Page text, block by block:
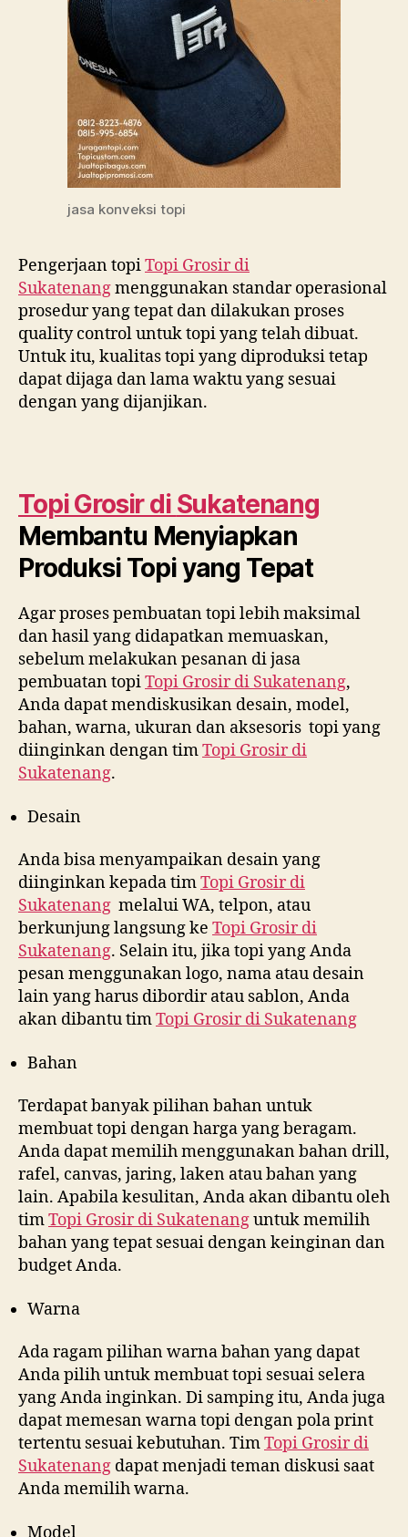
jasa konveksi topi
Pengerjaan topiTopi Grosir di
Sukatenangmenggunakan standar operasional
prosedur yang tepat dan dilakukan proses
quality control untuk topi yang telah dibuat.
Untuk itu, kualitas topi yang diproduksi tetap
dapat dijaga dan lama waktu yang sesuai
dengan yang dijanjikan.
Topi Grosir di Sukatenang
Membantu Menyiapkan
Produksi Topi yang Tepat
Agar proses pembuatan topi lebih maksimal
dan hasil yang didapatkan memuaskan,
sebelum melakukan pesanan di jasa
pembuatan topiTopi Grosir di Sukatenang,
Anda dapat mendiskusikan desain, model,
bahan, warna, ukuran dan aksesoris topi yang
diinginkan dengan timTopi Grosir di
Sukatenang.
Desain
Anda bisa menyampaikan desain yang
diinginkan kepada timTopi Grosir di
Sukatenang melalui WA, telpon, atau
berkunjung langsung ke Topi Grosir di
Sukatenang. Selain itu, jika topi yang Anda
pesan menggunakan logo, nama atau desain
lain yang harus dibordir atau sablon, Anda
akan dibantu timTopi Grosir di Sukatenang
Bahan
Terdapat banyak pilihan bahan untuk
membuat topi dengan harga yang beragam.
Anda dapat memilih menggunakan bahan drill,
rafel, canvas, jaring, laken atau bahan yang
lain. Apabila kesulitan, Anda akan dibantu oleh
timTopi Grosir di Sukatenanguntuk memilih
bahan yang tepat sesuai dengan keinginan dan
budget Anda.
Warna
Ada ragam pilihan warna bahan yang dapat
Anda pilih untuk membuat topi sesuai selera
yang Anda inginkan. Di samping itu, Anda juga
dapat memesan warna topi dengan pola print
tertentu sesuai kebutuhan. TimTopi Grosir di
Sukatenang dapat menjadi teman diskusi saat
Anda memilih warna.
Model